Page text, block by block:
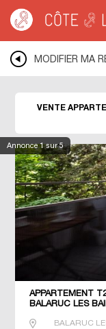
Appartements 2 pièces>
HERAULT
MODIFIER MA
Annonce1sur 5
VENTE
APPARTEMENT
BALARUC LES
BALARUC